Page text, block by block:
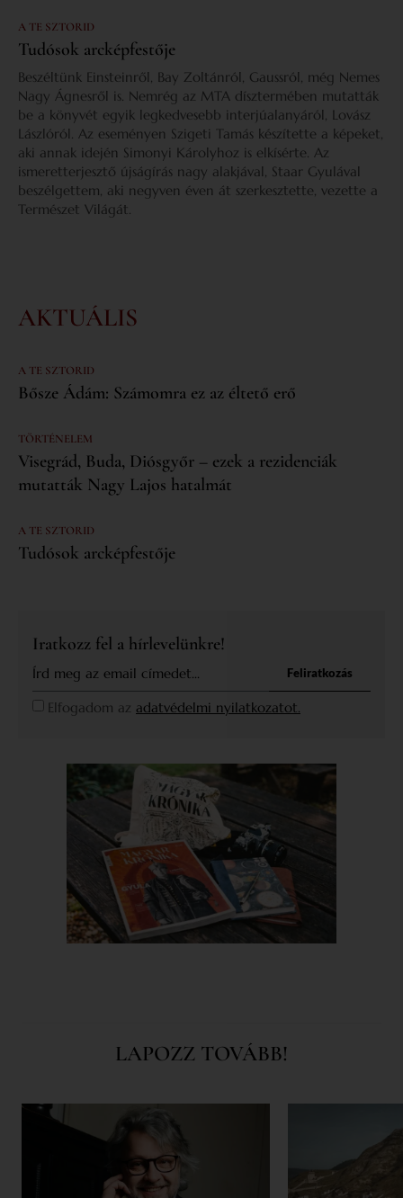
A TE SZTORID
Tudósok arcképfestője
Beszéltünk Einsteinről, Bay Zoltánról, Gaussról, még Nemes
Nagy Ágnesről is. Nemrég az MTA dísztermében mutatták
be a könyvét egyik legkedvesebb interjúalanyáról, Lovász
Lászlóról. Az eseményen Szigeti Tamás készítette a képeket,
aki annak idején Simonyi Károlyhoz is elkísérte. Az
ismeretterjesztő újságírás nagy alakjával, Staar Gyulával
beszélgettem, aki negyven éven át szerkesztette, vezette a
Természet Világát.
AKTUÁLIS
A TE SZTORID
Bősze Ádám: Számomra ez az éltető erő
TÖRTÉNELEM
Visegrád, Buda, Diósgyőr – ezek a rezidenciák
mutatták Nagy Lajos hatalmát
A TE SZTORID
Tudósok arcképfestője
Iratkozz fel a hírlevelünkre!
Elfogadom az adatvédelmi nyilatkozatot.
Feliratkozás
LAPOZZ TOVÁBB!